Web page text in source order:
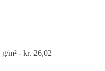
m² - kr. 26,02